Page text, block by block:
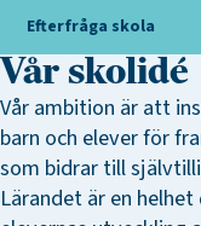
Efterfråga skola
Vår skolidé
Vår ambition är att
barn och elever för
som bidrar till
Lärandet är en